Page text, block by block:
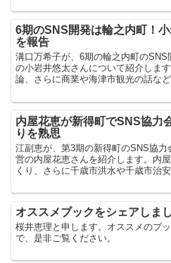
6期のSNS開発は輪之内町！
を報告
溝口万希子が、6期の輪之内町の
の小岩井悠太さんについて紹介しま
論、さらに商業や海津市観光の話など
内屋花恵が新得町でSNS協力
りを熟思
江副恵が、第3期の新得町のSNS協
営の内屋花恵さんを紹介します。内
くり、さらに千歳市洪水や千歳市治
オススメブックをシェアしま
桜井恵理と申します。オススメのブ
で、是非ご覧ください。